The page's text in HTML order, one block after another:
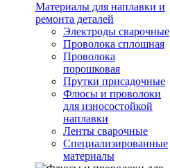
Материалы для наплавки и
ремонта деталей
Электроды сварочные
Проволока сплошная
Проволока
порошковая
Прутки присадочные
Флюсы и проволоки
для износостойкой
наплавки
Ленты сварочные
Специализированные
материалы